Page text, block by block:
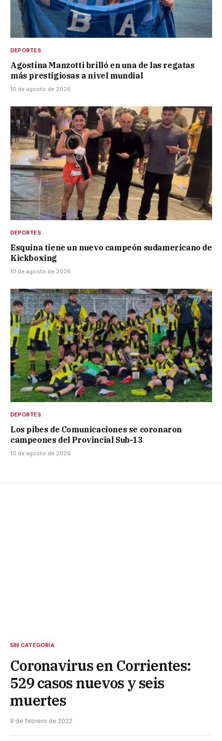
DEPORTES
Agostina Manzotti brilló en una de las regatas
más prestigiosas a nivel mundial
10 de agosto de 2026
DEPORTES
Esquina tiene un nuevo campeón sudamericano de
Kickboxing
10 de agosto de 2026
DEPORTES
Los pibes de Comunicaciones se coronaron
campeones del Provincial Sub-13
10 de agosto de 2026
SIN CATEGORÍA
Coronavirus en Corrientes:
529 casos nuevos y seis
muertes
9 de febrero de 2022